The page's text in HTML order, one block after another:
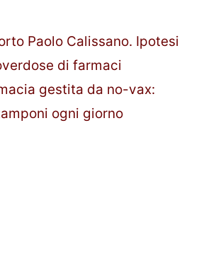
Paolo Calissano. Ipotesi
di farmaci
gestita da no-vax:
ogni giorno